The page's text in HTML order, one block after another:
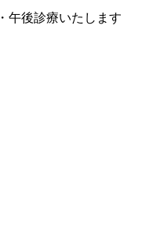
午後診療いたします